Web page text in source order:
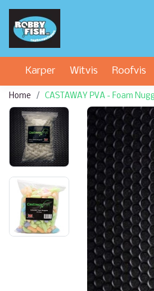
Karper Witvis Roofvis
Home CASTAWAY PVA - Foam